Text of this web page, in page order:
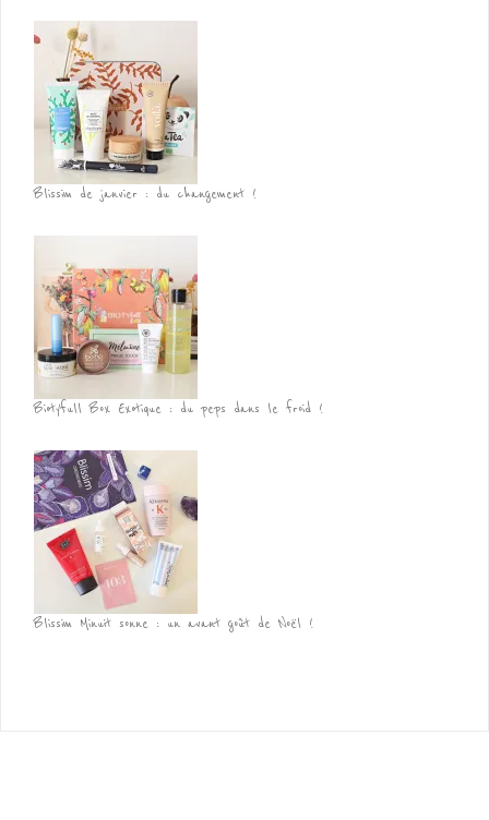
Blissim de janvier : du changement !
Biotyfull Box Exotique : du peps dans le froid !
Blissim Minuit sonne : un avant goût de Noël !